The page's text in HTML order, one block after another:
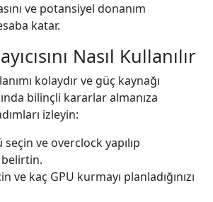
ve potansiyel donanım
katar.
Nasıl Kullanılır
kolaydır ve güç kaynağı
bilinçli kararlar almanıza
izleyin:
ve overclock yapılıp
belirtin.
ve kaç GPU kurmayı planladığınızı